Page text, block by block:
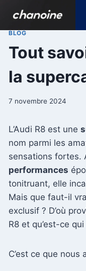
contenu
BLOG
Tout
la
7 novembre 2024
L’Audi R8 est une
nom parmi les
sensations fortes.
performances
tonitruant, elle
Mais que faut-il
exclusif ? D’où
R8 et qu’est-ce
C’est ce que